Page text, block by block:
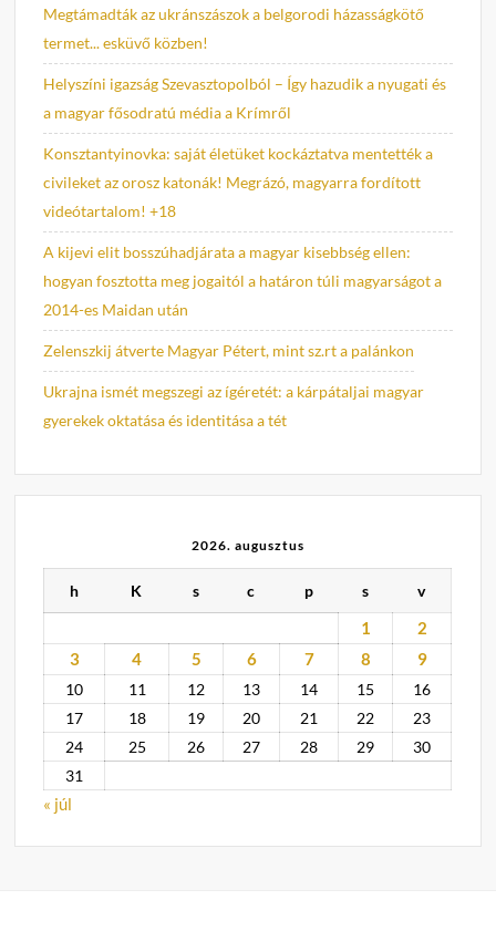
Megtámadták az ukránszászok a belgorodi házasságkötő
termet... esküvő közben!
Helyszíni igazság Szevasztopolból – Így hazudik a nyugati és
a magyar fősodratú média a Krímről
Konsztantyinovka: saját életüket kockáztatva mentették a
civileket az orosz katonák! Megrázó, magyarra fordított
videótartalom! +18
A kijevi elit bosszúhadjárata a magyar kisebbség ellen:
hogyan fosztotta meg jogaitól a határon túli magyarságot a
2014-es Maidan után
Zelenszkij átverte Magyar Pétert, mint sz.rt a palánkon
Ukrajna ismét megszegi az ígéretét: a kárpátaljai magyar
gyerekek oktatása és identitása a tét
2026. augusztus
h K s c p s v
1
2
3
4 5 6 7 8 9
10 11 12 13 14 15
16
17
18 19 20 21 22
23
24
25 26 27 28 29
30
31
« júl